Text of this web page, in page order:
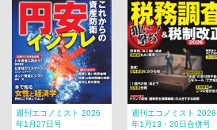
週刊エコノミスト 2026
年1月27日号
週刊エコノミスト 2026
年1月13・20日合併号